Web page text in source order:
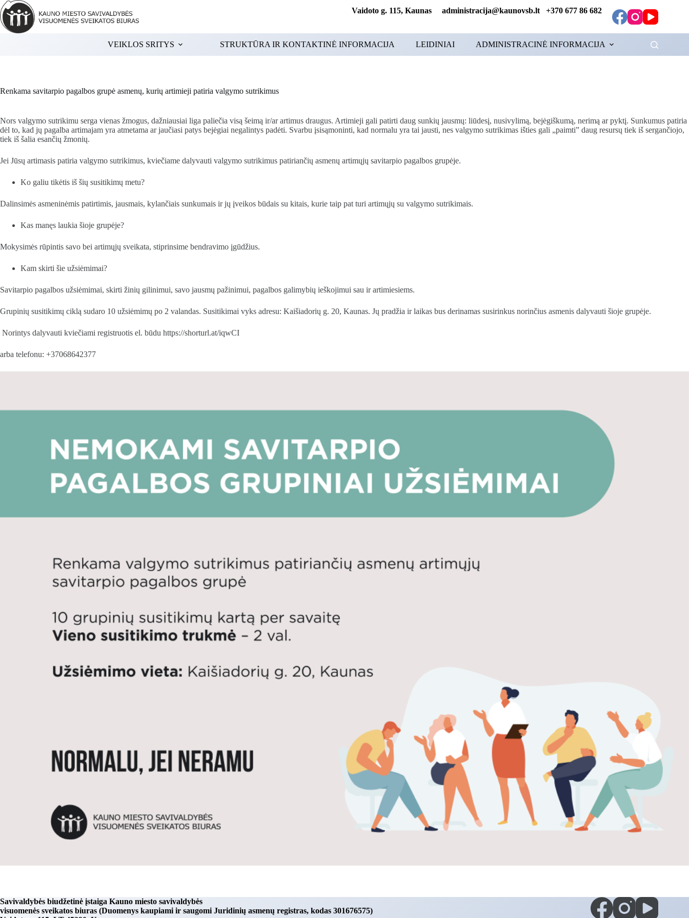
Skip
to
content
Vaidoto g. 115, Kaunas administracija@kaunovsb.lt +370 677 86 682
VEIKLOS SRITYS STRUKTŪRA IR KONTAKTINĖ INFORMACIJA LEIDINIAI ADMINISTRACINĖ INFORMACIJA
Renkama savitarpio pagalbos grupė asmenų, kurių artimieji patiria valgymo sutrikimus
Nors valgymo sutrikimu serga vienas žmogus, dažniausiai liga paliečia visą šeimą ir/ar artimus draugus. Artimieji gali patirti daug sunkių jausmų: liūdesį, nusivylimą, bejėgiškumą, nerimą ar pyktį. Sunkumus patiria
dėl to, kad jų pagalba artimajam yra atmetama ar jaučiasi patys bejėgiai negalintys padėti. Svarbu įsisąmoninti, kad normalu yra tai jausti, nes valgymo sutrikimas išties gali „paimti” daug resursų tiek iš sergančiojo,
tiek iš šalia esančių žmonių.
Jei Jūsų artimasis patiria valgymo sutrikimus, kviečiame dalyvauti valgymo sutrikimus patiriančių asmenų artimųjų savitarpio pagalbos grupėje.
Ko galiu tikėtis iš šių susitikimų metu?
Dalinsimės asmeninėmis patirtimis, jausmais, kylančiais sunkumais ir jų įveikos būdais su kitais, kurie taip pat turi artimųjų su valgymo sutrikimais.
Kas manęs laukia šioje grupėje?
Mokysimės rūpintis savo bei artimųjų sveikata, stiprinsime bendravimo įgūdžius.
Kam skirti šie užsiėmimai?
Savitarpio pagalbos užsiėmimai, skirti žinių gilinimui, savo jausmų pažinimui, pagalbos galimybių ieškojimui sau ir artimiesiems.
Grupinių susitikimų ciklą sudaro 10 užsiėmimų po 2 valandas. Susitikimai vyks adresu: Kaišiadorių g. 20, Kaunas. Jų pradžia ir laikas bus derinamas susirinkus norinčius asmenis dalyvauti šioje grupėje.
Norintys dalyvauti kviečiami registruotis el. būdu https://shorturl.at/iqwCI
arba telefonu: +37068642377
Savivaldybės biudžetinė įstaiga Kauno miesto savivaldybės
visuomenės sveikatos biuras (Duomenys kaupiami ir saugomi Juridinių asmenų registras, kodas 301676575)